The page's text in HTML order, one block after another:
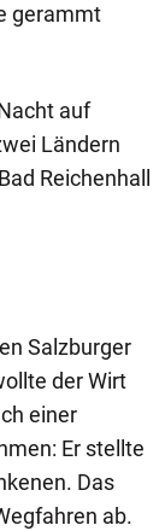
gerammt
auf
Ländern
Reichenhall
Salzburger
der Wirt
einer
Er stellte
Das
ab.